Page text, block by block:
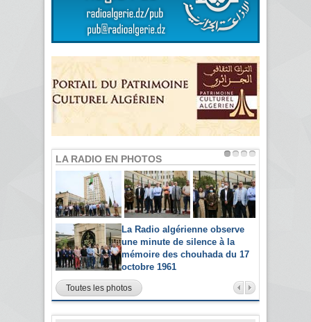
LA RADIO EN PHOTOS
La Radio algérienne observe
une minute de silence à la
mémoire des chouhada du 17
octobre 1961
Toutes les photos